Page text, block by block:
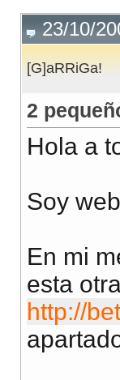
23/10/
[G]aRRiGa!
2
Hola a
Soy
En mi
esta
http://